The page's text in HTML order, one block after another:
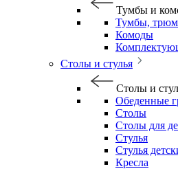
Тумбы и
Тумбы,
Комоды
Столы и стулья
Столы и
Обеденные
Столы
Столы для
Стулья
Стулья
Кресла